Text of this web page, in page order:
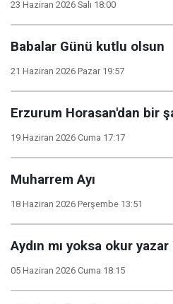
23 Haziran 2026 Salı 18:00
Babalar Günü kutlu olsun
21 Haziran 2026 Pazar 19:57
Erzurum Horasan'dan bir
19 Haziran 2026 Cuma 17:17
Muharrem Ayı
18 Haziran 2026 Perşembe 13:51
Aydın mı yoksa okur yazar
05 Haziran 2026 Cuma 18:15